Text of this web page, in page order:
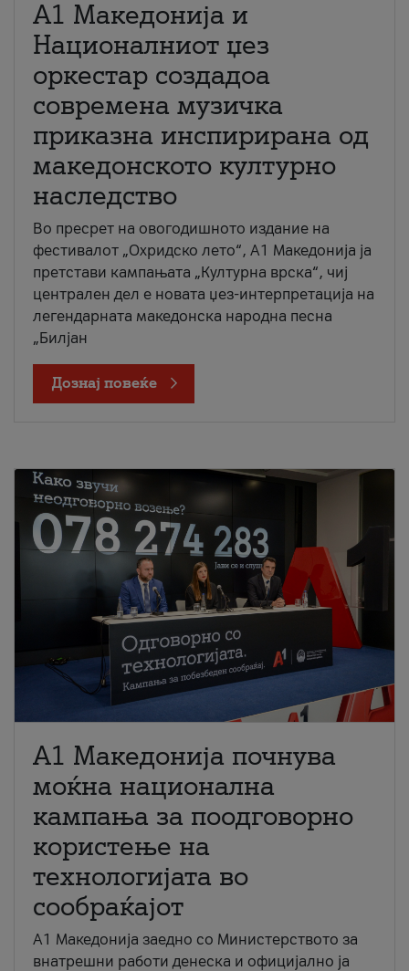
А1 Македонија и
Националниот џез
оркестар создадоа
современа музичка
приказна инспирирана од
македонското културно
наследство
Во пресрет на овогодишното издание на
фестивалот „Охридско лето“, А1 Македонија ја
претстави кампањата „Културна врска“, чиј
централен дел е новата џез-интерпретација на
легендарната македонска народна песна
„Билјан
Дознај повеќе
A1 Македонија почнува
моќна национална
кампања за поодговорно
користење на
технологијата во
сообраќајот
A1 Македонија заедно со Министерството за
внатрешни работи денеска и официјално ја